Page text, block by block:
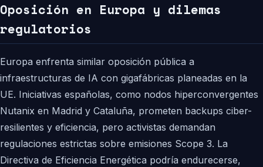
Oposición en Europa y dilemas
regulatorios
Europa enfrenta similar oposición pública a
infraestructuras de IA con gigafábricas planeadas en la
UE. Iniciativas españolas, como nodos hiperconvergentes
Nutanix en Madrid y Cataluña, prometen backups ciber-
resilientes y eficiencia, pero activistas demandan
regulaciones estrictas sobre emisiones Scope 3. La
Directiva de Eficiencia Energética podría endurecerse,